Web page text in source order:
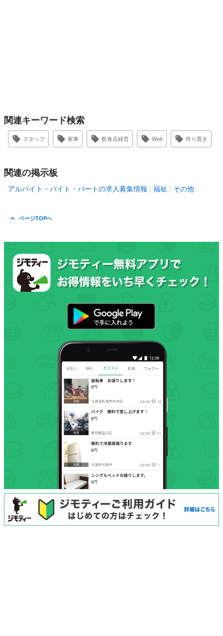
関連キーワード検索
スタッフ 家事 飲食店経営 Web 作り置き
関連の掲示板
アルバイト・バイト・パートの求人募集情報 福祉 その他
ページTOPへ